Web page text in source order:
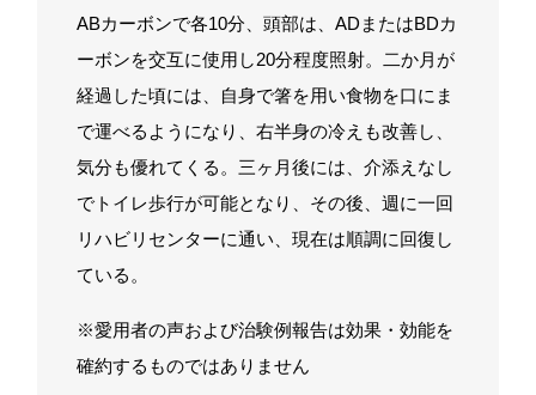
ABカーボンで各10分、頭部は、ADまたはBDカ
ーボンを交互に使用し20分程度照射。二か月が
経過した頃には、自身で箸を用い食物を口にま
で運べるようになり、右半身の冷えも改善し、
気分も優れてくる。三ヶ月後には、介添えなし
でトイレ歩行が可能となり、その後、週に一回
リハビリセンターに通い、現在は順調に回復し
ている。
※愛用者の声および治験例報告は効果・効能を
確約するものではありません